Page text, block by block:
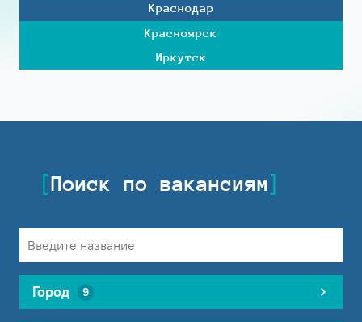
Краснодар
Красноярск
Иркутск
Поиск по вакансиям
Город 9